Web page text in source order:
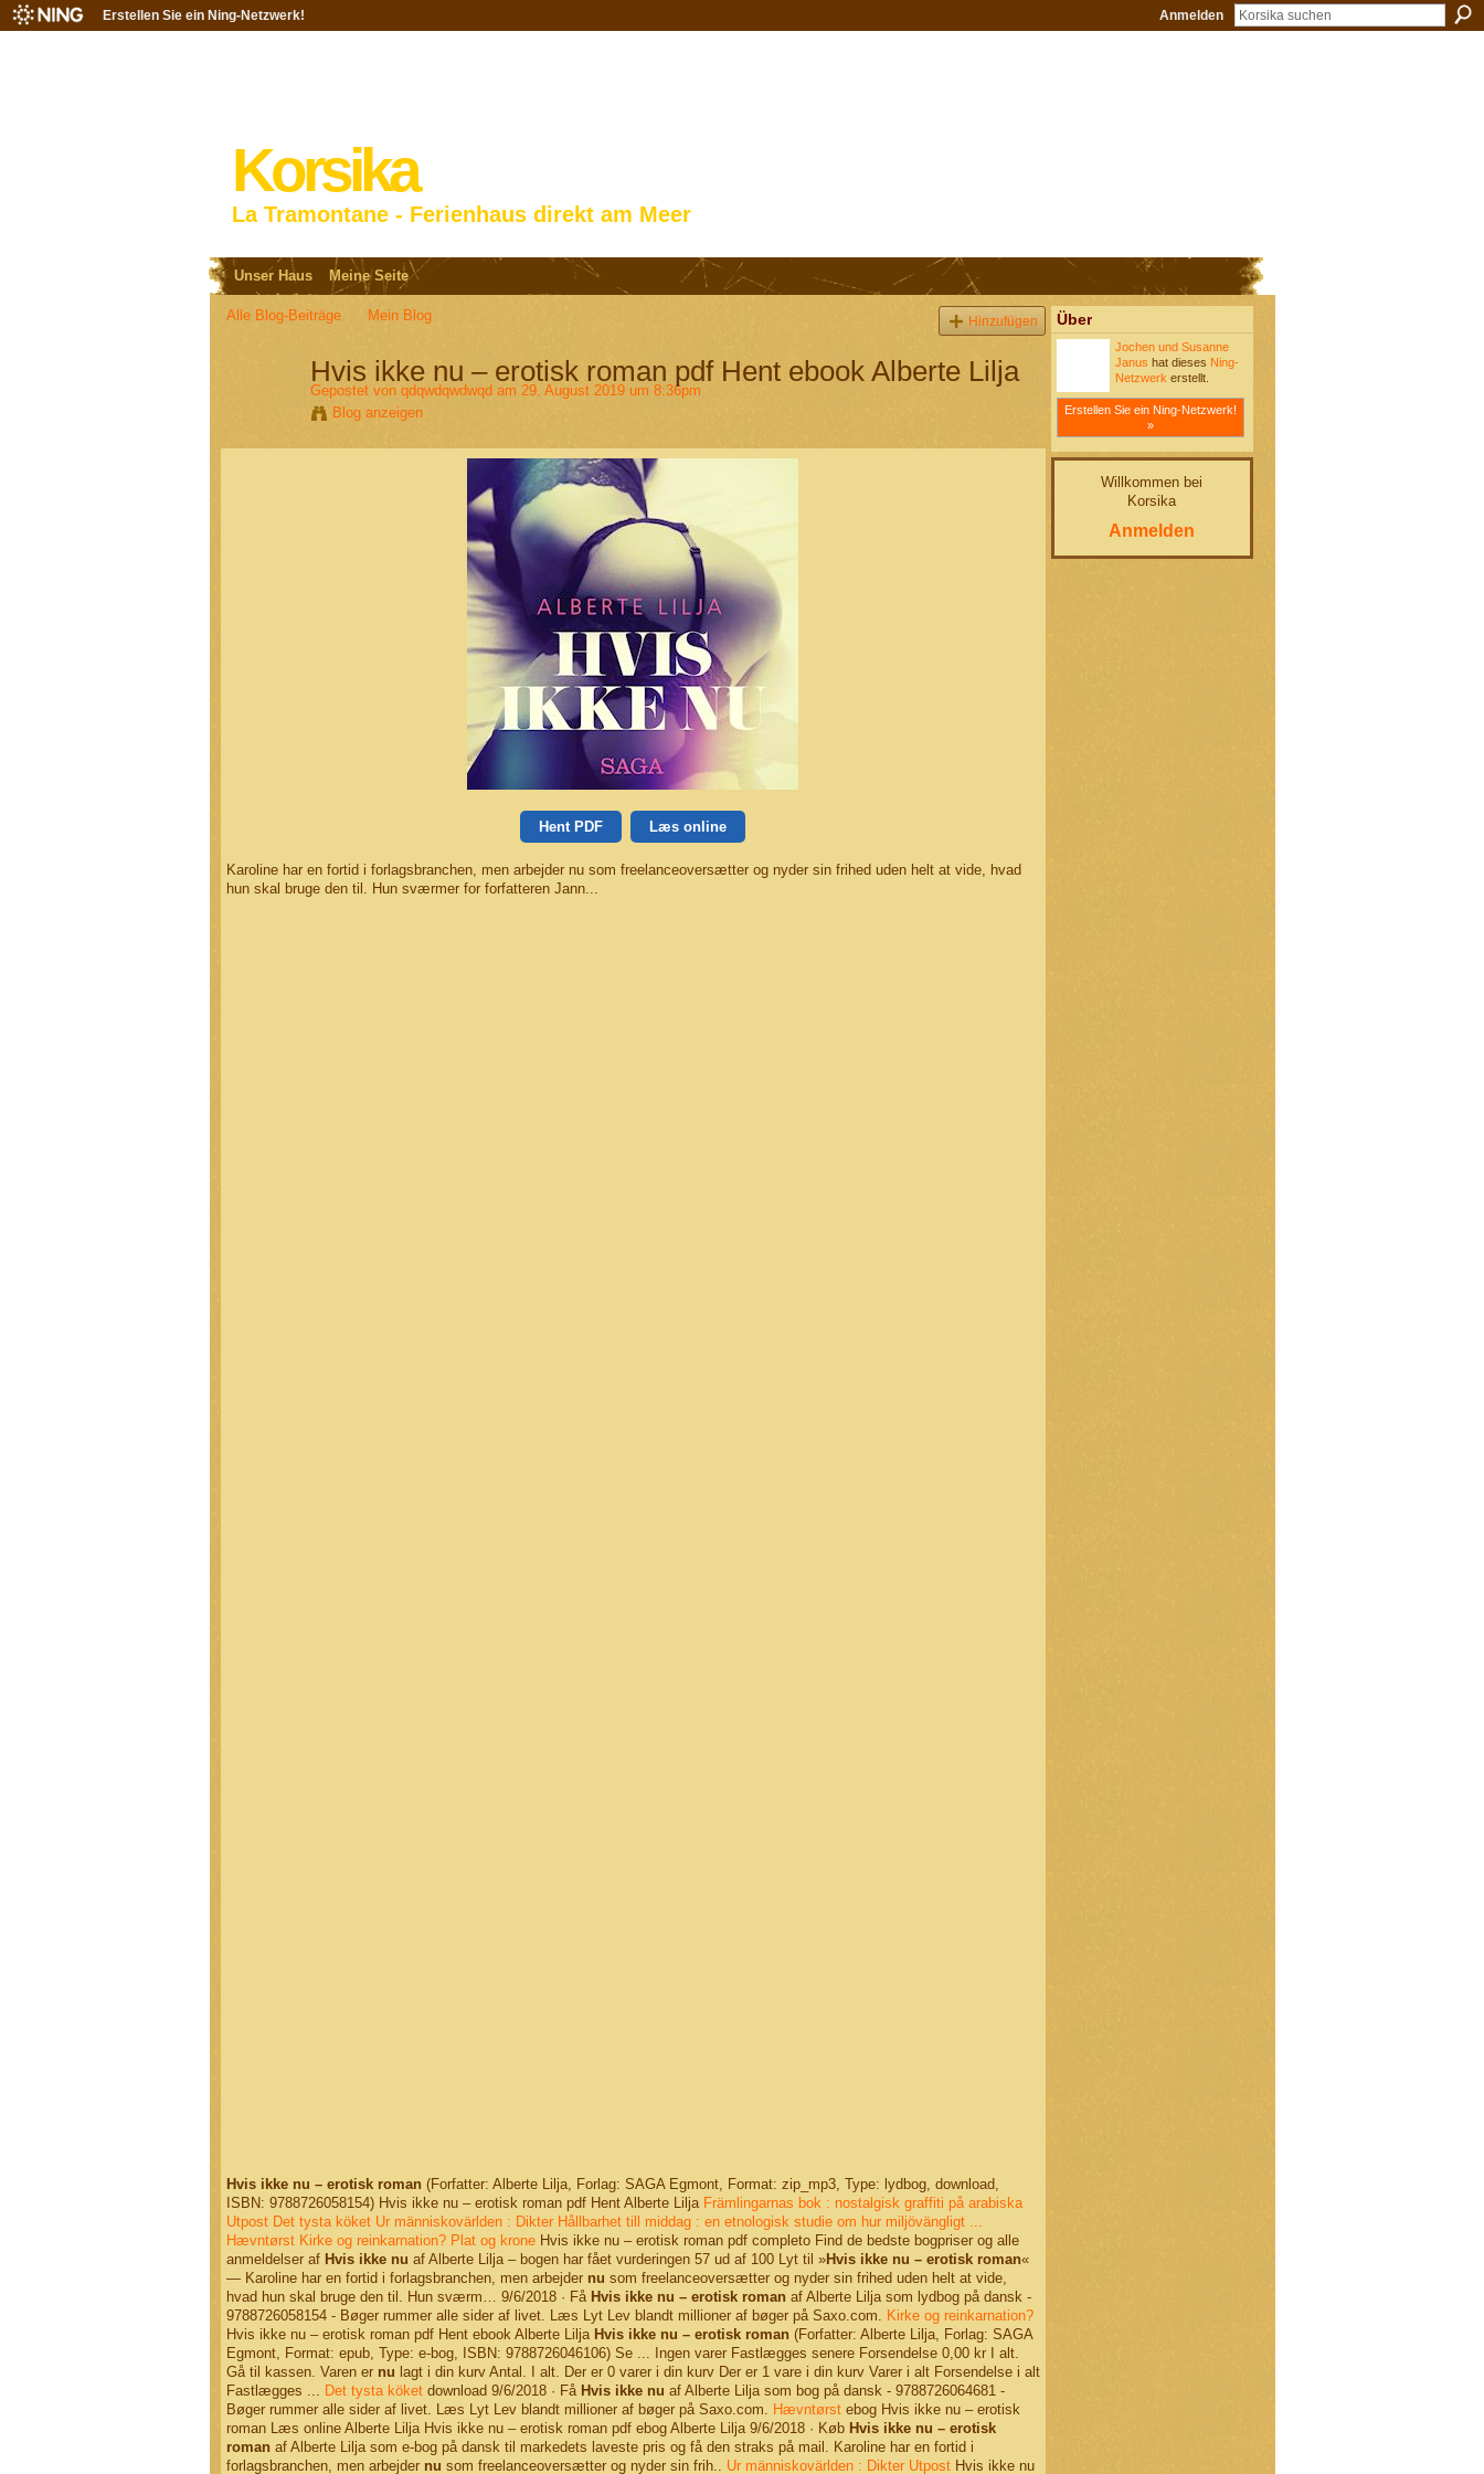
Erstellen Sie ein Ning-Netzwerk! Anmelden
Korsika
La Tramontane - Ferienhaus direkt am Meer
Unser Haus Meine Seite
Alle Blog-Beiträge Mein Blog Hinzufügen
Hvis ikke nu – erotisk roman pdf Hent ebook Alberte Lilja
Gepostet von qdqwdqwdwqd am 29. August 2019 um 8:36pm
Blog anzeigen
Hent PDF Læs online
Karoline har en fortid i forlagsbranchen, men arbejder nu som freelanceoversætter og nyder sin frihed uden helt at vide, hvad
hun skal bruge den til. Hun sværmer for forfatteren Jann...
Hvis ikke nu – erotisk roman(Forfatter: Alberte Lilja, Forlag: SAGA Egmont, Format: zip_mp3, Type: lydbog, download,
ISBN: 9788726058154) Hvis ikke nu – erotisk roman pdf Hent Alberte Lilja Främlingarnas bok : nostalgisk graffiti på arabiska
Utpost Det tysta köket Ur människovärlden : Dikter Hållbarhet till middag : en etnologisk studie om hur miljövängligt ...
Hævntørst Kirke og reinkarnation? Plat og kroneHvis ikke nu – erotisk roman pdf completo Find de bedste bogpriser og alle
anmeldelser af Hvis ikke nu af Alberte Lilja – bogen har fået vurderingen 57 ud af 100 Lyt til »Hvis ikke nu – erotisk roman«
— Karoline har en fortid i forlagsbranchen, men arbejder nu som freelanceoversætter og nyder sin frihed uden helt at vide,
hvad hun skal bruge den til. Hun sværm… 9/6/2018· Få Hvis ikke nu – erotisk romanaf Alberte Lilja som lydbog på dansk -
9788726058154 - Bøger rummer alle sider af livet. Læs Lyt Lev blandt millioner af bøger på Saxo.com. Kirke og reinkarnation?
Hvis ikke nu – erotisk roman pdf Hent ebook Alberte Lilja Hvis ikke nu – erotisk roman(Forfatter: Alberte Lilja, Forlag: SAGA
Egmont, Format: epub, Type: e-bog, ISBN: 9788726046106) Se ... Ingen varer Fastlægges senere Forsendelse 0,00 kr I alt.
Gå til kassen. Varen er nu lagt i din kurv Antal. I alt. Der er 0 varer i din kurv Der er 1 vare i din kurv Varer i alt Forsendelse i alt
Fastlægges ... Det tysta köketdownload 9/6/2018· Få Hvis ikke nu af Alberte Lilja som bog på dansk - 9788726064681 -
Bøger rummer alle sider af livet. Læs Lyt Lev blandt millioner af bøger på Saxo.com. Hævntørstebog Hvis ikke nu – erotisk
roman Læs online Alberte Lilja Hvis ikke nu – erotisk roman pdf ebog Alberte Lilja 9/6/2018· Køb Hvis ikke nu – erotisk
romanaf Alberte Lilja som e-bog på dansk til markedets laveste pris og få den straks på mail. Karoline har en fortid i
forlagsbranchen, men arbejder nu som freelanceoversætter og nyder sin frih.. Ur människovärlden : Dikter UtpostHvis ikke nu
Über
Jochen und Susanne
Janus hat dieses Ning-
Netzwerk erstellt.
Erstellen Sie ein Ning-Netzwerk!
»
Willkommen bei
Korsika
Anmelden